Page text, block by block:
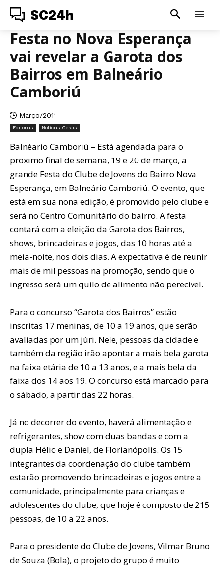
SC24h
Festa no Nova Esperança
vai revelar a Garota dos
Bairros em Balneário
Camboriú
Março/2011
Editorias Notícias Gerais
Balnéario Camboriú – Está agendada para o
próximo final de semana, 19 e 20 de março, a
grande Festa do Clube de Jovens do Bairro Nova
Esperança, em Balneário Camboriú. O evento, que
está em sua nona edição, é promovido pelo clube e
será no Centro Comunitário do bairro. A festa
contará com a eleição da Garota dos Bairros,
shows, brincadeiras e jogos, das 10 horas até a
meia-noite, nos dois dias. A expectativa é de reunir
mais de mil pessoas na promoção, sendo que o
ingresso será um quilo de alimento não perecível.
Para o concurso “Garota dos Bairros” estão
inscritas 17 meninas, de 10 a 19 anos, que serão
avaliadas por um júri. Nele, pessoas da cidade e
também da região irão apontar a mais bela garota
na faixa etária de 10 a 13 anos, e a mais bela da
faixa dos 14 aos 19. O concurso está marcado para
o sábado, a partir das 22 horas.
Já no decorrer do evento, haverá alimentação e
refrigerantes, show com duas bandas e com a
dupla Hélio e Daniel, de Florianópolis. Os 15
integrantes da coordenação do clube também
estarão promovendo brincadeiras e jogos entre a
comunidade, principalmente para crianças e
adolescentes do clube, que hoje é composto de 215
pessoas, de 10 a 22 anos.
Para o presidente do Clube de Jovens, Vilmar Bruno
de Souza (Bola), o projeto do grupo é muito